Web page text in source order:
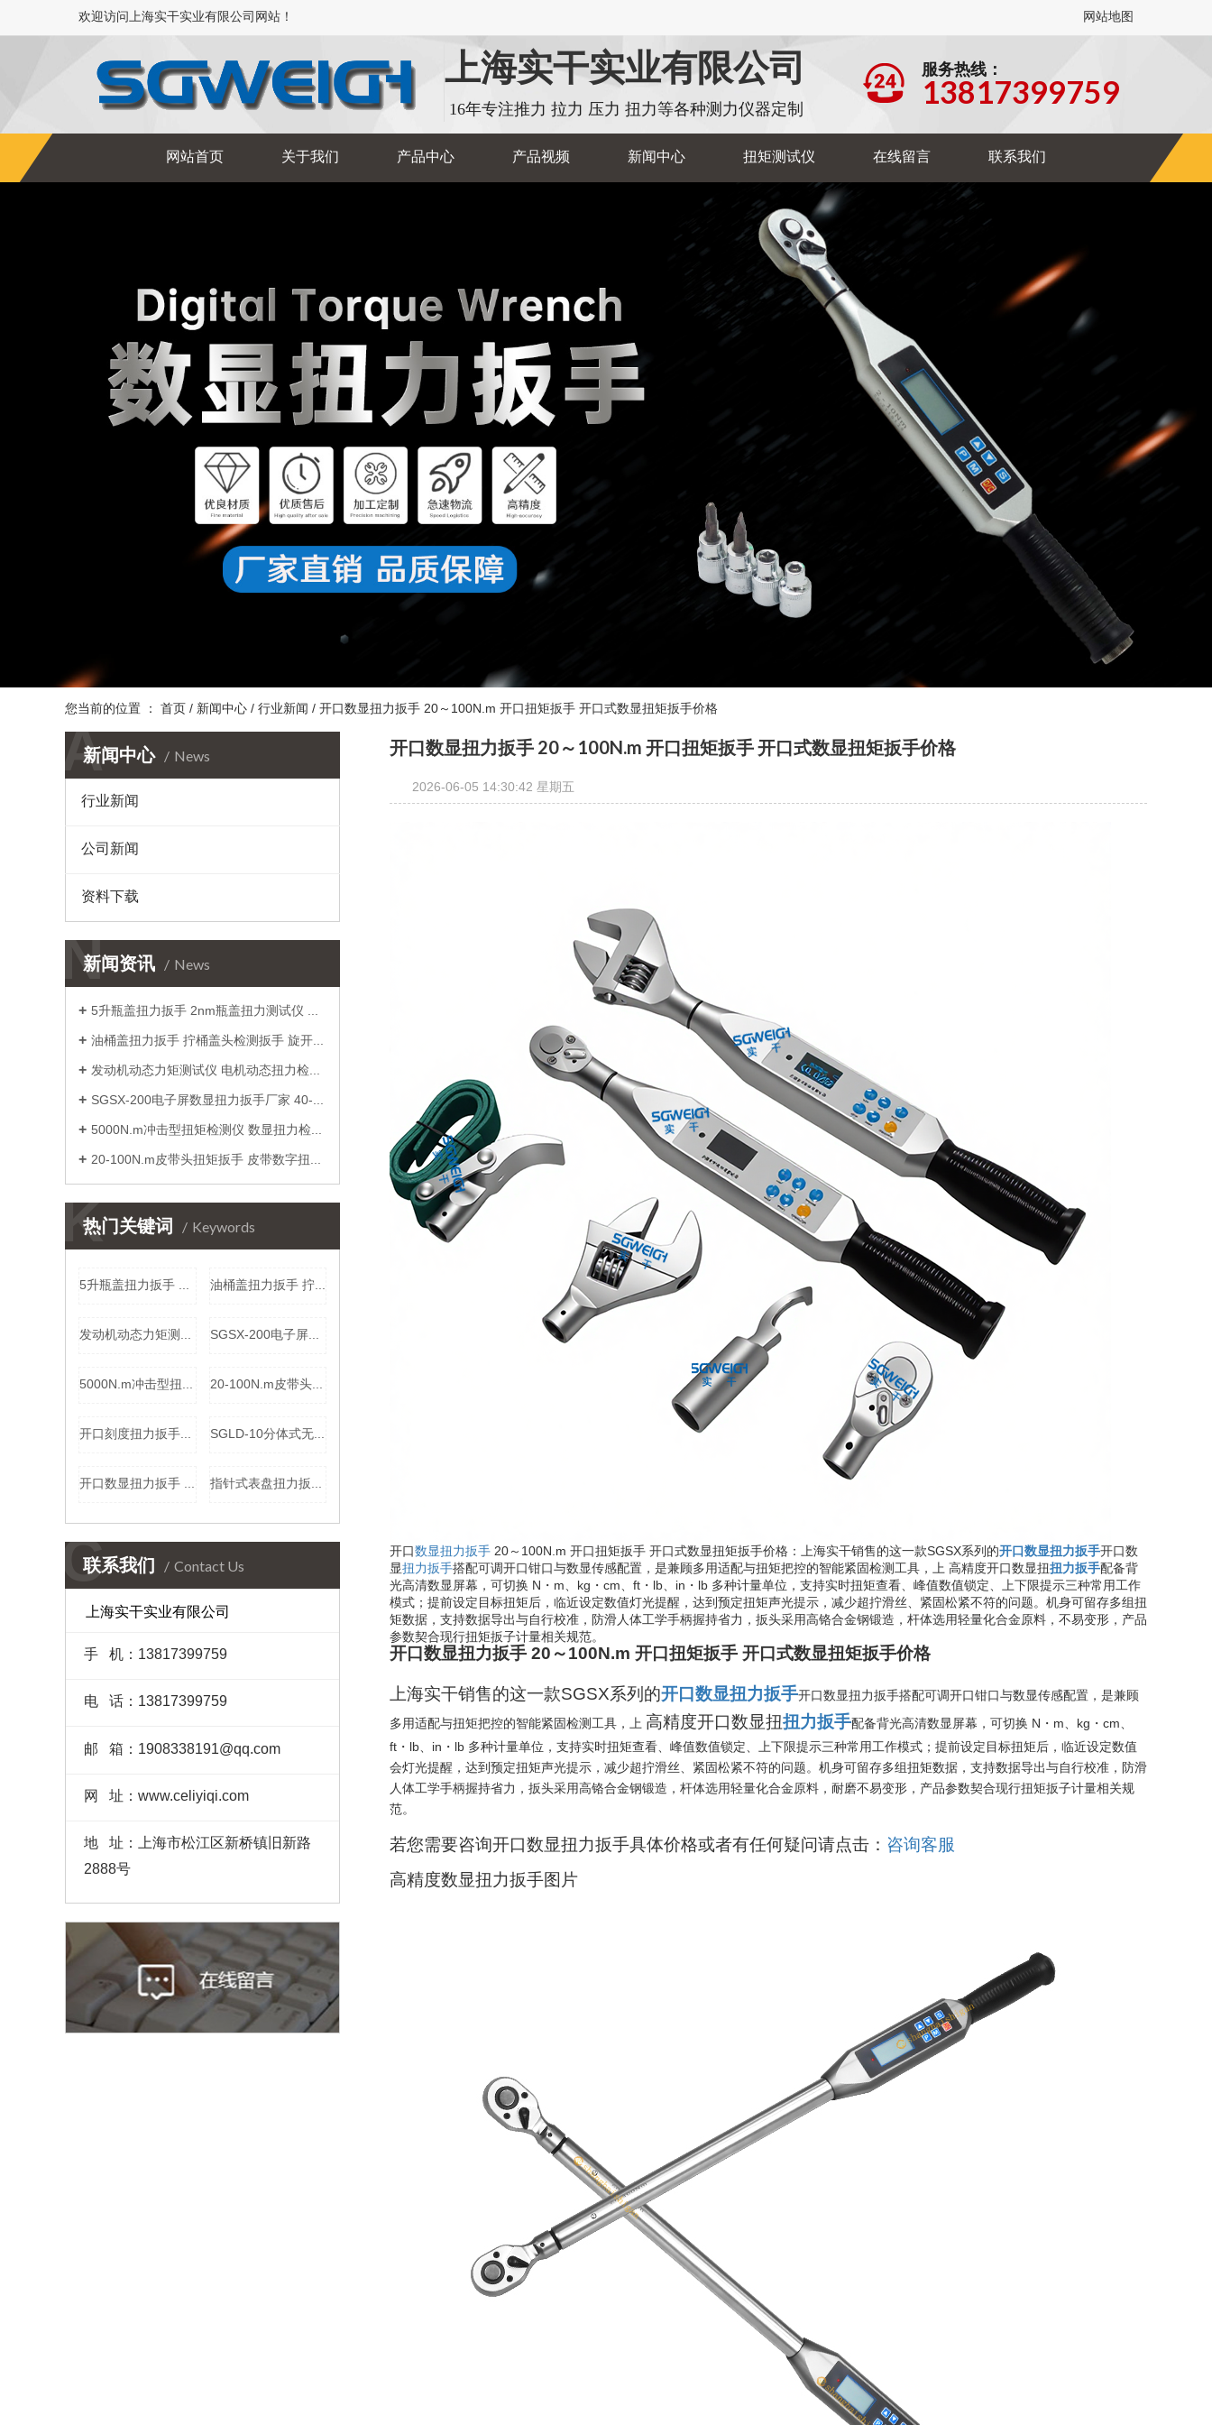
欢迎访问上海实干实业有限公司网站！ 网站地图
上海实干实业有限公司
16年专注推力 拉力 压力 扭力等各种测力仪器定制
服务热线：
13817399759
网站首页 关于我们 产品中心 产品视频 新闻中心 扭矩测试仪 在线留言 联系我们
您当前的位置 ： 首页 / 新闻中心 / 行业新闻 / 开口数显扭力扳手 20～100N.m 开口扭矩扳手 开口式数显扭矩扳手价格
新闻中心 News
A
行业新闻
公司新闻
资料下载
新闻资讯 News
N
5升瓶盖扭力扳手 2nm瓶盖扭力测试仪 瓶盖手动数字力矩扳手价格
油桶盖扭力扳手 拧桶盖头检测扳手 旋开松紧扭力桶盖工具厂家
发动机动态力矩测试仪 电机动态扭力检定仪 小量程电机转矩测量仪厂家
SGSX-200电子屏数显扭力扳手厂家 40-200N.m数字显示扭矩扳手价格
5000N.m冲击型扭矩检测仪 数显扭力检验测量仪 冲击扳手扭矩校准仪价格
20-100N.m皮带头扭矩扳手 皮带数字扭力扳手 可调式扭力工具实干
热门关键词 Keywords
K
5升瓶盖扭力扳手 2nm瓶盖扭力测试仪 瓶盖手动数字力矩扳手价格 油桶盖扭力扳手 拧桶盖头检测扳手 旋开松紧扭力桶盖工具厂家
发动机动态力矩测试仪 电机动态扭力检定仪 小量程电机转矩测量仪厂家 SGSX-200电子屏数显扭力扳手厂家 40-200N.m数字显示扭矩扳手价格
5000N.m冲击型扭矩检测仪 数显扭力检验测量仪 冲击扳手扭矩校准仪价格 20-100N.m皮带头扭矩扳手 皮带数字扭力扳手 可调式扭力工具实干
开口刻度扭力扳手100NM 可预设报警值预置式扭矩扳手 开口头力矩扳手价格 SGLD-10分体式无线测力计 10T 手持仪表距离读数拉力计 船舶锚链拉力无线测力仪价格
开口数显扭力扳手 20～100N.m 开口扭矩扳手 开口式数显扭矩扳手价格 指针式表盘扭力扳手1000N.m 食品行业手动紧固检测表盘扳手厂家（直观读数 ）
联系我们 Contact Us
C
上海实干实业有限公司
手 机：13817399759
电 话：13817399759
邮 箱：1908338191@qq.com
网 址：www.celiyiqi.com
地 址：上海市松江区新桥镇旧新路
2888号
开口数显扭力扳手 20～100N.m 开口扭矩扳手 开口式数显扭矩扳手价格
2026-06-05 14:30:42 星期五
开口 数显扭力扳手 20～100N.m 开口扭矩扳手 开口式数显扭矩扳手价格：上海实干销售的这一款SGSX系列的开口数显扭力扳手开口数
显扭力扳手搭配可调开口钳口与数显传感配置，是兼顾多用适配与扭矩把控的智能紧固检测工具，上 高精度开口数显扭扭力扳手配备背
光高清数显屏幕，可切换 N・m、kg・cm、ft・lb、in・lb 多种计量单位，支持实时扭矩查看、峰值数值锁定、上下限提示三种常用工作
模式；提前设定目标扭矩后，临近设定数值灯光提醒，达到预定扭矩声光提示，减少超拧滑丝、紧固松紧不符的问题。机身可留存多组扭
矩数据，支持数据导出与自行校准，防滑人体工学手柄握持省力，扳头采用高铬合金钢锻造，杆体选用轻量化合金原料，不易变形，产品
参数契合现行扭矩扳子计量相关规范。
开口数显扭力扳手 20～100N.m 开口扭矩扳手 开口式数显扭矩扳手价格
上海实干销售的这一款SGSX系列的开口数显扭力扳手开口数显扭力扳手搭配可调开口钳口与数显传感配置，是兼顾
多用适配与扭矩把控的智能紧固检测工具，上 高精度开口数显扭扭力扳手配备背光高清数显屏幕，可切换 N・m、kg・cm、
ft・lb、in・lb 多种计量单位，支持实时扭矩查看、峰值数值锁定、上下限提示三种常用工作模式；提前设定目标扭矩后，临近设定数值
会灯光提醒，达到预定扭矩声光提示，减少超拧滑丝、紧固松紧不符的问题。机身可留存多组扭矩数据，支持数据导出与自行校准，防滑
人体工学手柄握持省力，扳头采用高铬合金钢锻造，杆体选用轻量化合金原料，耐磨不易变形，产品参数契合现行扭矩扳子计量相关规
范。
若您需要咨询开口数显扭力扳手具体价格或者有任何疑问请点击： 咨询客服
高精度数显扭力扳手图片